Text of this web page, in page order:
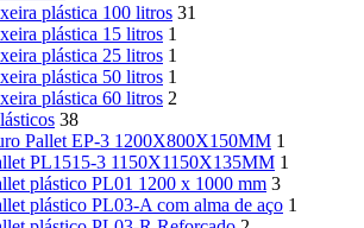
plástica 100 litros 31
plástica 15 litros 1
plástica 25 litros 1
plástica 50 litros 1
plástica 60 litros 2
38
Pallet EP-3 1200X800X150MM 1
PL1515-3 1150X1150X135MM 1
plástico PL01 1200 x 1000 mm 3
plástico PL03-A com alma de aço 1